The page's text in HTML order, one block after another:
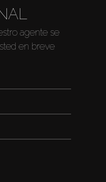
agente se
en breve